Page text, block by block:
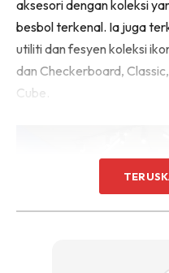
aksesori dengan koleksi
besbol terkenal. Ia juga
utiliti dan fesyen koleksi
dan Checkerboard,
Cube.